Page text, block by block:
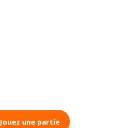
Jouez une partie